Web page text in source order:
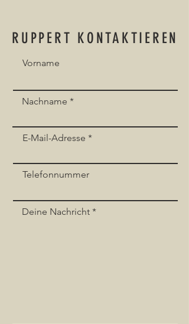
RUPPERT KONTAKTIEREN
Vorname
Nachname
E-Mail-Adresse
Telefonnummer
Deine Nachricht